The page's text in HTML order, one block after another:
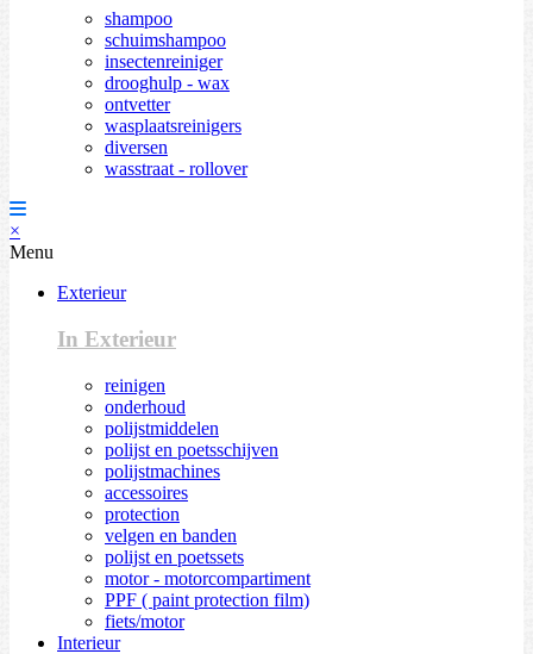
shampoo
schuimshampoo
insectenreiniger
drooghulp - wax
ontvetter
wasplaatsreinigers
diversen
wasstraat - rollover
×
Menu
Exterieur
In Exterieur
reinigen
onderhoud
polijstmiddelen
polijst en poetsschijven
polijstmachines
accessoires
protection
velgen en banden
polijst en poetssets
motor - motorcompartiment
PPF ( paint protection film)
fiets/motor
Interieur